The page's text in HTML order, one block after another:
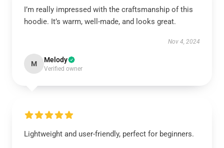
I’m really impressed with the craftsmanship of this
hoodie. It’s warm, well-made, and looks great.
Nov 4, 2024
M Melody
Verified owner
Lightweight and user-friendly, perfect for beginners.